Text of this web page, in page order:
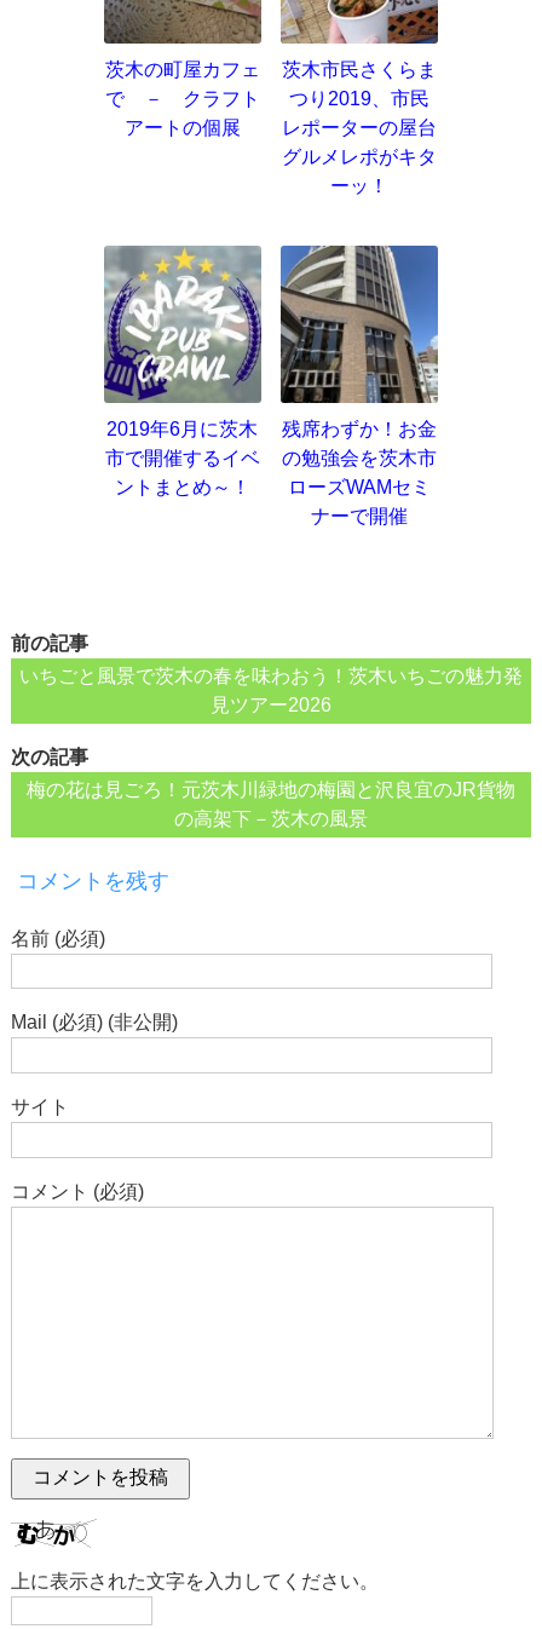
茨木の町屋カフェ
で － クラフト
アートの個展
茨木市民さくらま
つり2019、市民
レポーターの屋台
グルメレポがキタ
ーッ！
2019年6月に茨木
市で開催するイベ
ントまとめ～！
残席わずか！お金
の勉強会を茨木市
ローズWAMセミ
ナーで開催
前の記事
いちごと風景で茨木の春を味わおう！茨木いちごの魅力発
見ツアー2026
次の記事
梅の花は見ごろ！元茨木川緑地の梅園と沢良宜のJR貨物
の高架下－茨木の風景
コメントを残す
名前 (必須)
Mail (必須) (非公開)
サイト
コメント (必須)
上に表示された文字を入力してください。